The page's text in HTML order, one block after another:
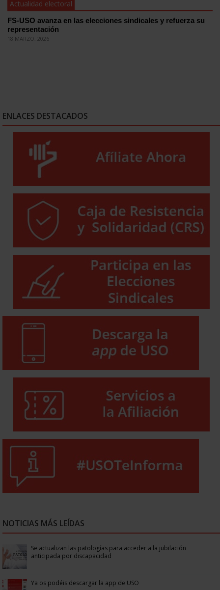
Actualidad electoral
FS-USO avanza en las elecciones sindicales y refuerza su
representación
18 MARZO, 2026
ENLACES DESTACADOS
NOTICIAS MÁS LEÍDAS
Se actualizan las patologías para acceder a la jubilación
anticipada por discapacidad
Ya os podéis descargar la app de USO